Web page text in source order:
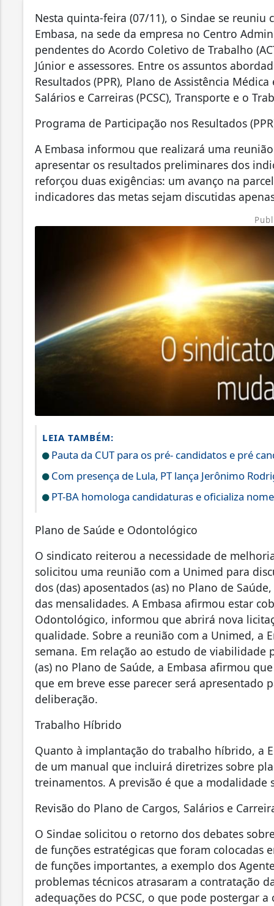
Nesta quinta-feira (07/11), o Sindae se
Embasa, na sede da empresa no Centro
pendentes do Acordo Coletivo de Trabalho
Júnior e assessores. Entre os assuntos
Resultados (PPR), Plano de Assistência
Salários e Carreiras (PCSC), Transporte e o
Programa de Participação nos Resultados
A Embasa informou que realizará uma
apresentar os resultados preliminares dos
reforçou duas exigências: um avanço na
indicadores das metas sejam discutidas
LEIA TAMBÉM:
Pauta da CUT para os pré- candidatos e pré
Com presença de Lula, PT lança Jerônimo
PT-BA homologa candidaturas e oficializa
Plano de Saúde e Odontológico
O sindicato reiterou a necessidade de
solicitou uma reunião com a Unimed para
dos (das) aposentados (as) no Plano de
das mensalidades. A Embasa afirmou estar
Odontológico, informou que abrirá nova
qualidade. Sobre a reunião com a Unimed, a
semana. Em relação ao estudo de viabilidade
(as) no Plano de Saúde, a Embasa afirmou
que em breve esse parecer será apresentado
deliberação.
Trabalho Híbrido
Quanto à implantação do trabalho híbrido, a
de um manual que incluirá diretrizes sobre
treinamentos. A previsão é que a modalidade
Revisão do Plano de Cargos, Salários e
O Sindae solicitou o retorno dos debates
de funções estratégicas que foram colocadas
de funções importantes, a exemplo dos
problemas técnicos atrasaram a contratação
adequações do PCSC, o que pode postergar